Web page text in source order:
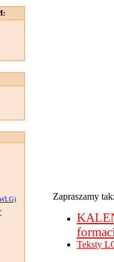
Zapraszamy
Teksty